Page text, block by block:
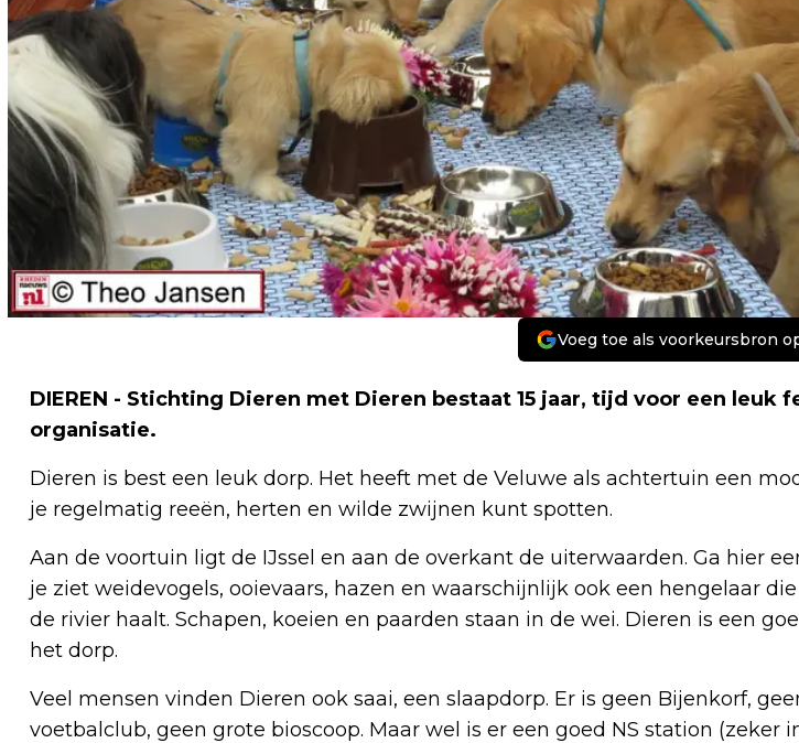
Voeg toe als voorkeursbron
DIEREN - Stichting Dieren met Dieren bestaat 15 jaar, tijd voor een leuk
organisatie.
Dieren is best een leuk dorp. Het heeft met de Veluwe als achtertuin een
je regelmatig reeën, herten en wilde zwijnen kunt spotten.
Aan de voortuin ligt de IJssel en aan de overkant de uiterwaarden. Ga hier
je ziet weidevogels, ooievaars, hazen en waarschijnlijk ook een hengelaar
de rivier haalt. Schapen, koeien en paarden staan in de wei. Dieren is een
het dorp.
Veel mensen vinden Dieren ook saai, een slaapdorp. Er is geen Bijenkorf,
voetbalclub, geen grote bioscoop. Maar wel is er een goed NS station (zeker